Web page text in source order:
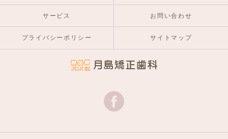
サービス お問い合わせ
プライバシーポリシー サイトマップ